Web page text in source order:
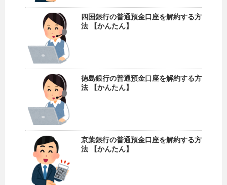
四国銀行の普通預金口座を解約する方
法 【かんたん】
徳島銀行の普通預金口座を解約する方
法 【かんたん】
京葉銀行の普通預金口座を解約する方
法 【かんたん】